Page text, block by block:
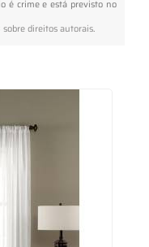
é crime e está previsto no
sobre direitos autorais.